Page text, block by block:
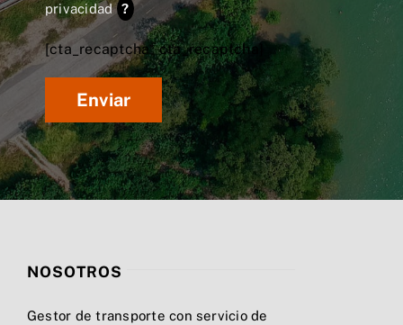
privacidad ?
[cta_recaptcha* cta_recaptcha]
NOSOTROS
Gestor de transporte con servicio de